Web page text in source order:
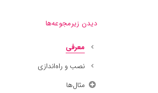
دیدن زیرمجوعه‌ها
معرفی
نصب و راه‌اندازی
مثال‌ها